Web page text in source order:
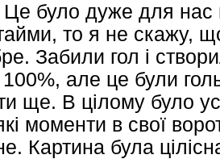
Це було дуже для
то я не скажу,
Забили гол і
але це були
ще. В цілому було
моменти в свої
Картина була